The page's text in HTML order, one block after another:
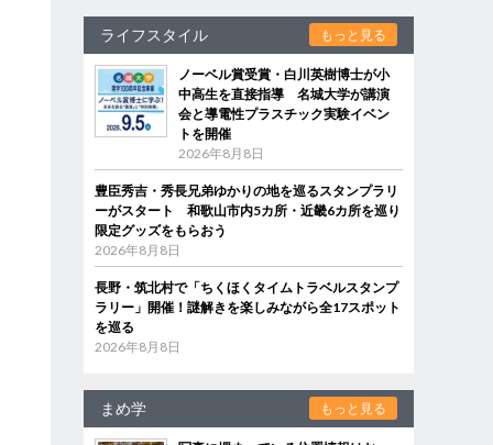
ライフスタイル もっと見る
ノーベル賞受賞・白川英樹博士が小
中高生を直接指導 名城大学が講演
会と導電性プラスチック実験イベン
トを開催
2026年8月8日
豊臣秀吉・秀長兄弟ゆかりの地を巡るスタンプラリ
ーがスタート 和歌山市内5カ所・近畿6カ所を巡り
限定グッズをもらおう
2026年8月8日
長野・筑北村で「ちくほくタイムトラベルスタンプ
ラリー」開催！謎解きを楽しみながら全17スポット
を巡る
2026年8月8日
まめ学 もっと見る